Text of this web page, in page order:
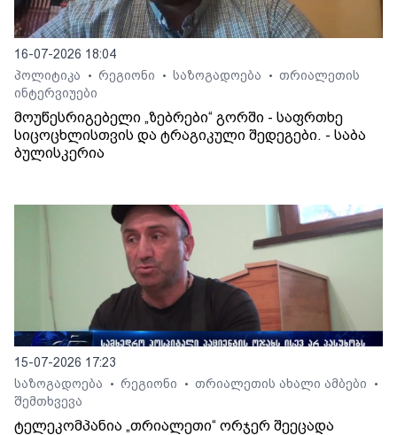
16-07-2026 18:04
პოლიტიკა
• რეგიონი • საზოგადოება • თრიალეთის
ინტერვიუები
მოუწესრიგებელი „ზებრები“ გორში - საფრთხე
სიცოცხლისთვის და ტრაგიკული შედეგები. - საბა
ბულისკერია
15-07-2026 17:23
საზოგადოება
• რეგიონი • თრიალეთის ახალი ამბები •
შემთხვევა
ტელეკომპანია „თრიალეთი“ ორჯერ შეეცადა